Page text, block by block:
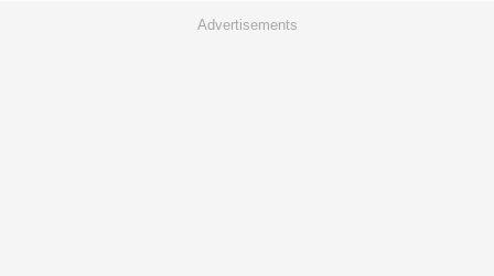
Advertisements